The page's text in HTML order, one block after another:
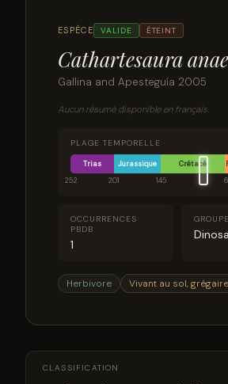
ESPÈCE VALIDE ÉTEINT
Cathartesaura
Gallina and Apesteguía 2005
Aucun résumé disponible en français.
PLAGE TEMPORELLE
Trias Jurassique Crétacé
252
201 145
OCCURRENCES
PBDB
1
GROUPE
Herbivore Vivant au sol, grégaire
CLASSIFICATION